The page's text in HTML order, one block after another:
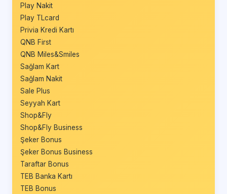
Play Nakit
Play TLcard
Privia Kredi Kartı
QNB First
QNB Miles&Smiles
Sağlam Kart
Sağlam Nakit
Sale Plus
Seyyah Kart
Shop&Fly
Shop&Fly Business
Şeker Bonus
Şeker Bonus Business
Taraftar Bonus
TEB Banka Kartı
TEB Bonus